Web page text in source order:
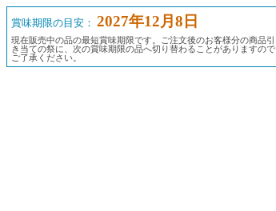
賞味期限の目安： 2027年12月8日
現在販売中の品の最短賞味期限です。ご注文後のお客様分の商品引
き当ての祭に、次の賞味期限の品へ切り替わることがありますので
ご了承ください。